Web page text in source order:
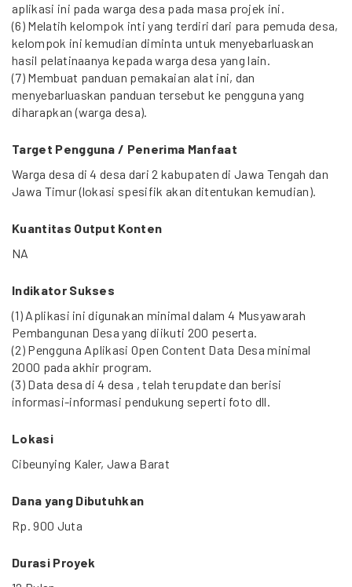
aplikasi ini pada warga desa pada masa projek ini.
(6) Melatih kelompok inti yang terdiri dari para pemuda desa,
kelompok ini kemudian diminta untuk menyebarluaskan
hasil pelatinaanya kepada warga desa yang lain.
(7) Membuat panduan pemakaian alat ini, dan
menyebarluaskan panduan tersebut ke pengguna yang
diharapkan (warga desa).
Target Pengguna / Penerima Manfaat
Warga desa di 4 desa dari 2 kabupaten di Jawa Tengah dan
Jawa Timur (lokasi spesifik akan ditentukan kemudian).
Kuantitas Output Konten
NA
Indikator Sukses
(1) Aplikasi ini digunakan minimal dalam 4 Musyawarah
Pembangunan Desa yang diikuti 200 peserta.
(2) Pengguna Aplikasi Open Content Data Desa minimal
2000 pada akhir program.
(3) Data desa di 4 desa , telah terupdate dan berisi
informasi-informasi pendukung seperti foto dll.
Lokasi
Cibeunying Kaler, Jawa Barat
Dana yang Dibutuhkan
Rp. 900 Juta
Durasi Proyek